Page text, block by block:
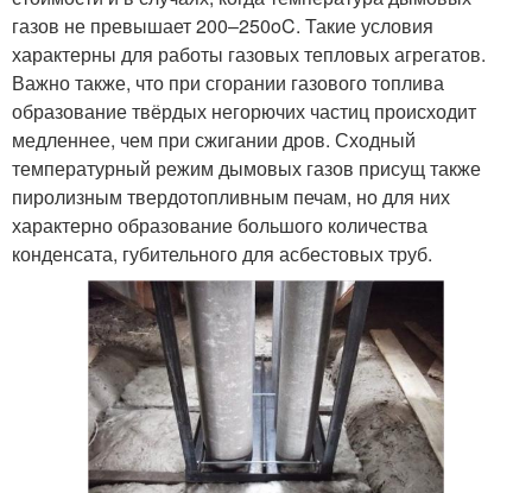
газов не превышает 200–250oC. Такие условия
характерны для работы газовых тепловых агрегатов.
Важно также, что при сгорании газового топлива
образование твёрдых негорючих частиц происходит
медленнее, чем при сжигании дров. Сходный
температурный режим дымовых газов присущ также
пиролизным твердотопливным печам, но для них
характерно образование большого количества
конденсата, губительного для асбестовых труб.